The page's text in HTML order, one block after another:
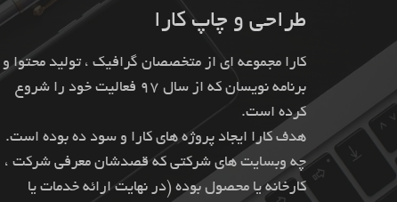
طراحی و چاپ کارا
کارا مجموعه ای از متخصصان گرافیک ، تولید محتوا و
برنامه نویسان که از سال 97 فعالیت خود را شروع
کرده است.
هدف کارا ایجاد پروژه های کارا و سود ده بوده است.
چه وبسایت های شرکتی که قصدشان معرفی شرکت ،
کارخانه یا محصول بوده (در نهایت ارائه خدمات یا